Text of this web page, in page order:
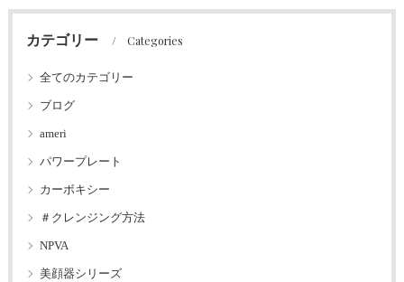
カテゴリー Categories
全てのカテゴリー
ブログ
ameri
パワープレート
カーボキシー
＃クレンジング方法
NPVA
美顔器シリーズ